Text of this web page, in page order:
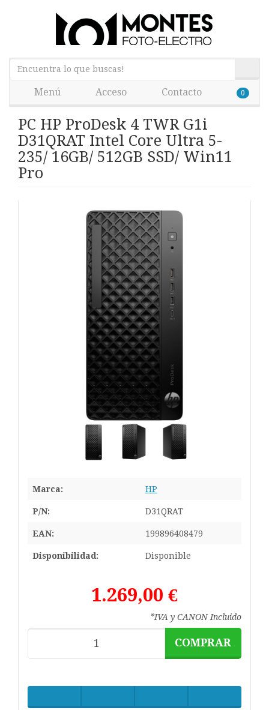
Menú Acceso Contacto 0
PC HP ProDesk 4 TWR G1i
D31QRAT Intel Core Ultra 5-
235/ 16GB/ 512GB SSD/ Win11
Pro
Marca: HP
P/N: D31QRAT
EAN: 199896408479
Disponibilidad: Disponible
1.269,00 €
*IVA y CANON Incluido
COMPRAR